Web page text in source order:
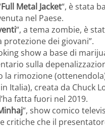
Full Metal Jacket“, è stata
nel Paese.
“, a tema zombie, è
protezione dei giovani”.
show a base di
sulla
la rimozione
in Italia), creata da Chuck
fatta fuori nel 2019.
“, show comico
critiche che il